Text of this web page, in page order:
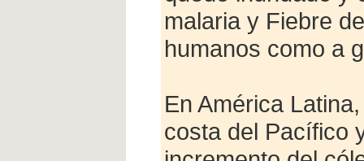
malaria y Fiebre
humanos como a
En América
costa del Pacífico